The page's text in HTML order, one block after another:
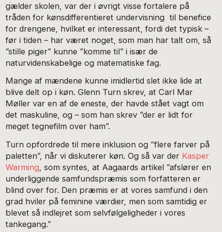
gælder skolen, var der i øvrigt visse fortalere på
tråden for kønsdifferentieret undervisning til benefice
for drengene, hvilket er interessant, fordi det typisk –
før i tiden – har været noget, som man har talt om, så
”stille piger” kunne ”komme til” i især de
naturvidenskabelige og matematiske fag.
Mange af mændene kunne imidlertid slet ikke lide at
blive delt op i køn. Glenn Turn skrev, at Carl Mar
Møller var en af de eneste, der havde stået vagt om
det maskuline, og – som han skrev ”der er lidt for
meget tegnefilm over ham”.
Turn opfordrede til mere inklusion og ”flere farver på
paletten”, når vi diskuterer køn. Og så var der Kasper
Warming , som syntes, at Aagaards artikel ”afslører en
underliggende samfundspræmis som forfatteren er
blind over for. Den præmis er at vores samfund i den
grad hviler på feminine værdier, men som samtidig er
blevet så indlejret som selvfølgeligheder i vores
tankegang.”